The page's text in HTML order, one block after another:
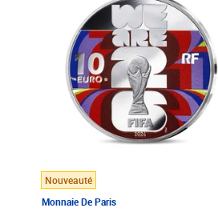
Nouveauté
Monnaie De Paris